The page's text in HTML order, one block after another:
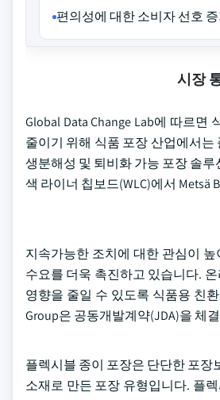
편의성에 대한 소비자 선호
시장
Global Data Change Lab에 따르
줄이기 위해 식품 포장 산업에서
생분해성 및 퇴비화 가능 포장 솔루
색 라이너 칩보드(WLC)에서 Metsä
지속가능한 조치에 대한 관심이
수요를 더욱 촉진하고 있습니다.
영향을 줄일 수 있도록 식품용 친
Group은 공동개발계약(JDA)을 체
플렉시블 종이 포장은 단단한 포
소재로 만든 포장 유형입니다. 플